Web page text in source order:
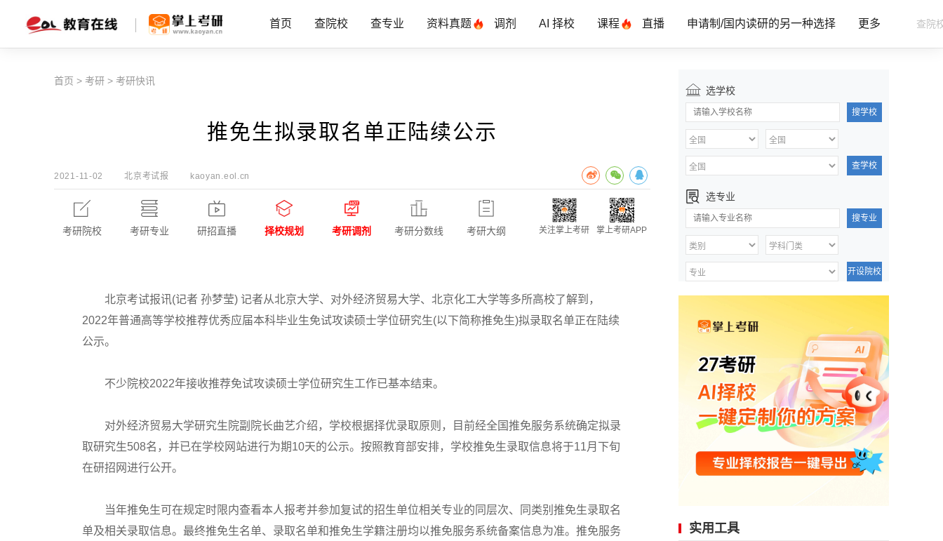
首页 查院校 查专业 资料真题 调剂 AI 择校 课程 直播 申请制/国内读研的另一种选择 更多
首页 > 考研 > 考研快讯
推免生拟录取名单正陆续公示
2021-11-02 北京考试报 kaoyan.eol.cn
考研院校 考研专业 研招直播 择校规划 考研调剂 考研分数线 考研大纲 关注掌上考研 掌上考研APP
北京考试报讯(记者 孙梦莹) 记者从北京大学、对外经济贸易大学、北京化工大学等多所高校了解到，
2022年普通高等学校推荐优秀应届本科毕业生免试攻读硕士学位研究生(以下简称推免生)拟录取名单正在陆续
公示。
不少院校2022年接收推荐免试攻读硕士学位研究生工作已基本结束。
对外经济贸易大学研究生院副院长曲艺介绍，学校根据择优录取原则，目前经全国推免服务系统确定拟录
取研究生508名，并已在学校网站进行为期10天的公示。按照教育部安排，学校推免生录取信息将于11月下旬
在研招网进行公开。
当年推免生可在规定时限内查看本人报考并参加复试的招生单位相关专业的同层次、同类别推免生录取名
单及相关录取信息。最终推免生名单、录取名单和推免生学籍注册均以推免服务系统备案信息为准。推免服务
选学校
搜学校
查学校
选专业
搜专业
开设院校
实用工具